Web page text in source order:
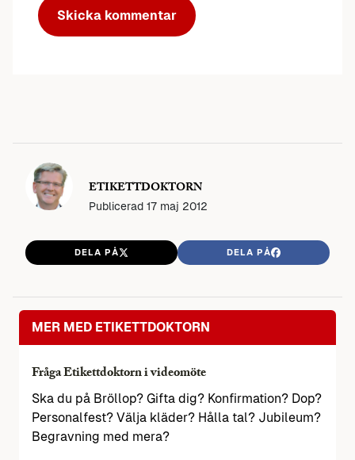
ETIKETTDOKTORN
Publicerad 17 maj 2012
DELA PÅ DELA PÅ
MER MED ETIKETTDOKTORN
Fråga Etikettdoktorn i videomöte
Ska du på Bröllop? Gifta dig? Konfirmation? Dop?
Personalfest? Välja kläder? Hålla tal? Jubileum?
Begravning med mera?